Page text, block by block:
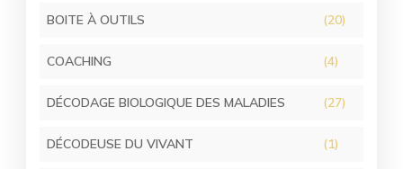
BOITE À OUTILS (20)
COACHING (4)
DÉCODAGE BIOLOGIQUE DES MALADIES (27)
DÉCODEUSE DU VIVANT (1)